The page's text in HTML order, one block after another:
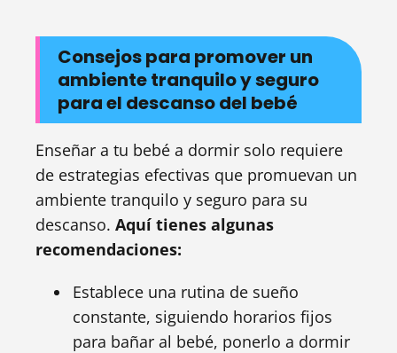
Consejos para promover un
ambiente tranquilo y seguro
para el descanso del bebé
Enseñar a tu bebé a dormir solo requiere
de estrategias efectivas que promuevan un
ambiente tranquilo y seguro para su
descanso. Aquí tienes algunas
recomendaciones:
Establece una rutina de sueño
constante, siguiendo horarios fijos
para bañar al bebé, ponerlo a dormir